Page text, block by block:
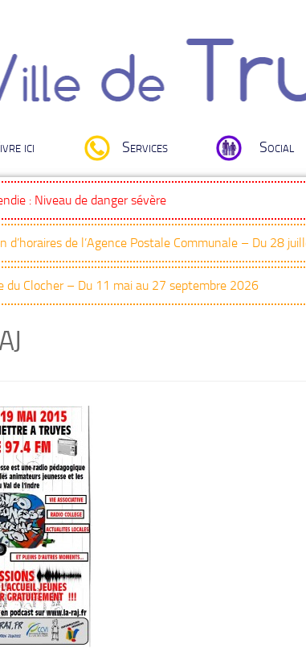
ici Services Social
: Niveau de danger sévère
d’horaires de l’Agence Postale Communale – Du 28
du Clocher – Du 11 mai au 27 septembre 2026